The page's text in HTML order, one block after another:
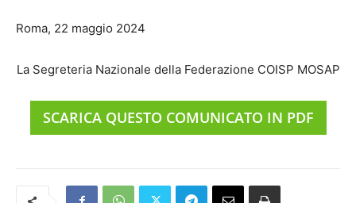
Roma, 22 maggio 2024
La Segreteria Nazionale della Federazione COISP MOSAP
SCARICA QUESTO COMUNICATO IN PDF